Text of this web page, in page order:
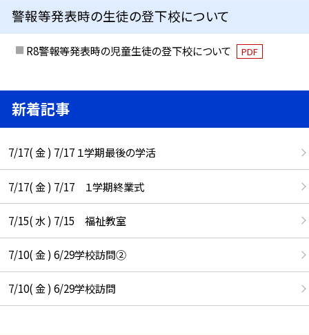
警報等発表時の生徒の登下校について
R8警報等発表時の児童生徒の登下校について PDF
新着記事
7/17( 金 ) 7/17 １学期最後の学活
7/17( 金 ) 7/17 １学期終業式
7/15( 水 ) 7/15 福祉教室
7/10( 金 ) 6/29学校訪問②
7/10( 金 ) 6/29学校訪問